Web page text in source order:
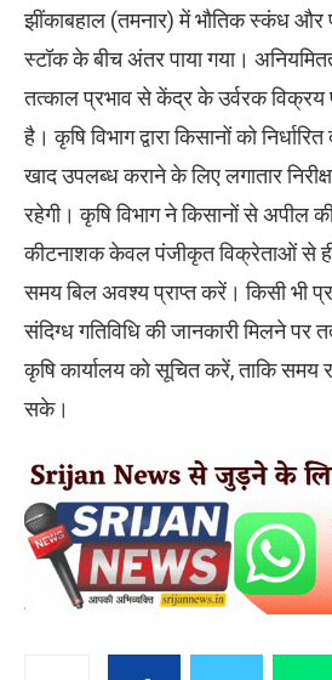
झींकाबहाल (तमनार) में भौतिक स्कंध
स्टॉक के बीच अंतर पाया गया।
तत्काल प्रभाव से केंद्र के उर्वरक विक्रय
है। कृषि विभाग द्वारा किसानों को
खाद उपलब्ध कराने के लिए लगातार
रहेगी। कृषि विभाग ने किसानों से अपील
कीटनाशक केवल पंजीकृत विक्रेताओं से ही
समय बिल अवश्य प्राप्त करें। किसी भी
संदिग्ध गतिविधि की जानकारी मिलने
कृषि कार्यालय को सूचित करें, ताकि समय
सके।